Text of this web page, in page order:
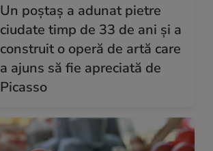
Un poștaș a adunat pietre
ciudate timp de 33 de ani și a
construit o operă de artă care
a ajuns să fie apreciată de
Picasso